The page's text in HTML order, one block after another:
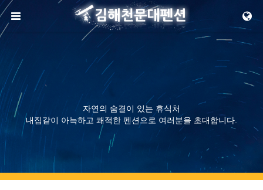
메뉴 건너뛰기
자연의 숨결이 있는 휴식처
내집같이 아늑하고 쾌적한 펜션으로 여러분을 초대합니다.
Sketchbook5, 스케치북5
Sketchbook5, 스케치북5